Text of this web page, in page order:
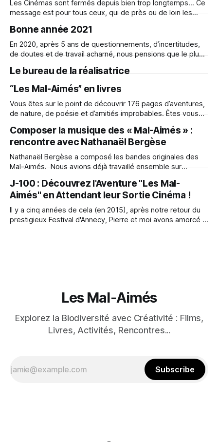
Les Cinémas sont fermés depuis bien trop longtemps… Ce
message est pour tous ceux, qui de près ou de loin les
Cinéma, Ici Pierre - Producteur & Hélène - Réalisatrice du
Film “Les Mal-Aimés” sorti au cinéma le 16.09.2020. Nous
Bonne année 2021
En 2020, après 5 ans de questionnements, d’incertitudes,
de doutes et de travail acharné, nous pensions que le plus
Alors, chaque mot, chaque commande, chaque attention
nous a touché profondément ! Encore une fois, de la part
de
Le bureau de la réalisatrice
“Les Mal-Aimés” en livres
Vous êtes sur le point de découvrir 176 pages d’aventures,
de nature, de poésie et d’amitiés improbables. Êtes vous
l’histoire de Lupin, écrit par Pierre-Luc Granjon et illustré par
Hélène Ducrocq Lupin - le livre Et comme je vois
Composer la musique des « Mal-Aimés » :
rencontre avec Nathanaël Bergèse
Nathanaël Bergèse a composé les bandes originales des
Mal-Aimés. Nous avions déjà travaillé ensemble sur
projet atypique. Il aura fallu 5 ans pour assembler tous les
morceaux et créer le bel univers musical des films. Une
J-100 : Découvrez l'Aventure "Les Mal-
Aimés" en Attendant leur Sortie Cinéma !
Il y a cinq années de cela (en 2015), après notre retour du
prestigieux Festival d'Annecy, Pierre et moi avons amorcé la
Les Mal-Aimés
Explorez la Biodiversité avec Créativité : Films,
Livres, Activités, Rencontres...
Subscribe